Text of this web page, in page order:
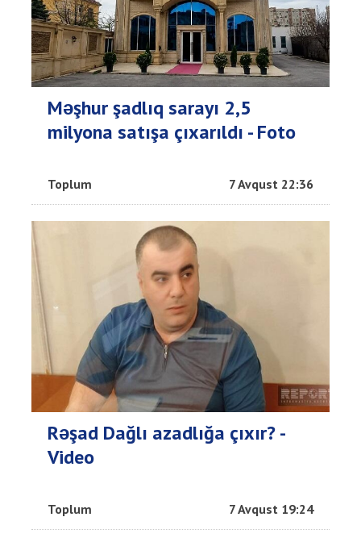
Məşhur şadlıq sarayı 2,5
milyona satışa çıxarıldı - Foto
Toplum 7 Avqust 22:36
Rəşad Dağlı azadlığa çıxır? -
Video
Toplum 7 Avqust 19:24